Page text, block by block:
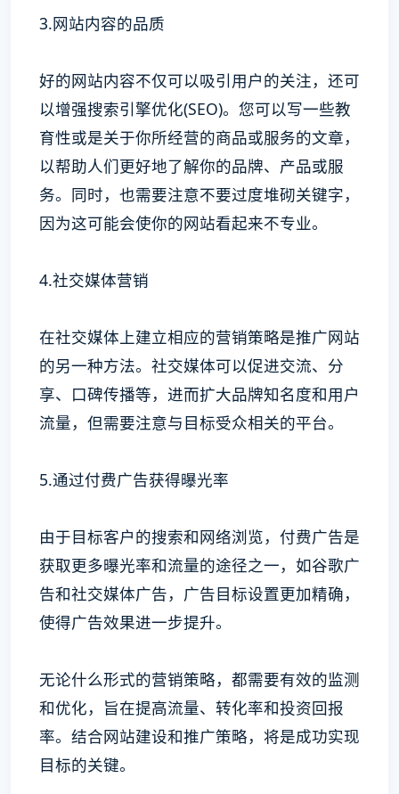
3.网站内容的品质
好的网站内容不仅可以吸引用户的关注，还可
以增强搜索引擎优化(SEO)。您可以写一些教
育性或是关于你所经营的商品或服务的文章，
以帮助人们更好地了解你的品牌、产品或服
务。同时，也需要注意不要过度堆砌关键字，
因为这可能会使你的网站看起来不专业。
4.社交媒体营销
在社交媒体上建立相应的营销策略是推广网站
的另一种方法。社交媒体可以促进交流、分
享、口碑传播等，进而扩大品牌知名度和用户
流量，但需要注意与目标受众相关的平台。
5.通过付费广告获得曝光率
由于目标客户的搜索和网络浏览，付费广告是
获取更多曝光率和流量的途径之一，如谷歌广
告和社交媒体广告，广告目标设置更加精确，
使得广告效果进一步提升。
无论什么形式的营销策略，都需要有效的监测
和优化，旨在提高流量、转化率和投资回报
率。结合网站建设和推广策略，将是成功实现
目标的关键。